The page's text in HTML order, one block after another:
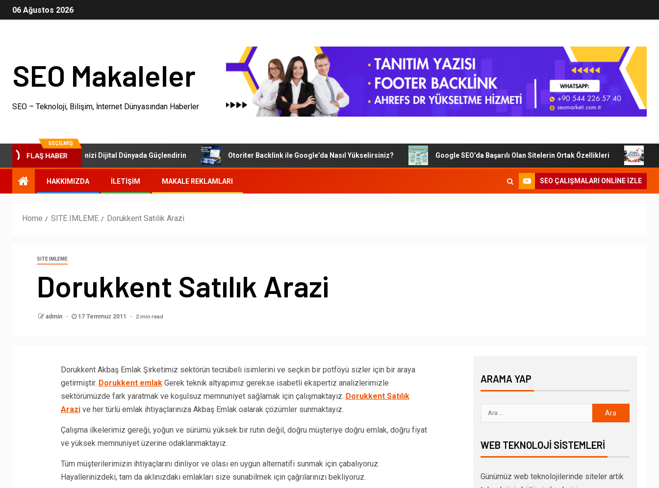
06 Ağustos 2026
SEO Makaleler
SEO – Teknoloji, Bilişim, İnternet Dünyasından Haberler
SEÇILMIŞ
FLAŞ HABER
Paketleri: İşletmenizi Dijital Dünyada Güçlendirin Otoriter Backlink ile Google’da Nasıl Yükselirsiniz? Google SEO’da Başarılı Olan Sitelerin Ortak Özellikleri Dijital
HAKKIMIZDA İLETIŞIM MAKALE REKLAMLARI SEO ÇALIŞMALARI ONLINE IZLE
Home SITE IMLEME Dorukkent Satılık Arazi
SITE IMLEME
Dorukkent Satılık Arazi
admin 17 Temmuz 2011 2 min read
Dorukkent Akbaş Emlak Şirketimiz sektörün tecrübeli isimlerini ve seçkin bir potföyü sizler için bir araya
getirmiştir. Dorukkent emlakGerek teknik altyapımız gerekse isabetli ekspertiz analizlerimizle
sektörümüzde fark yaratmak ve koşulsuz memnuniyet sağlamak için çalışmaktayız. Dorukkent Satılık
Arazive her türlü emlak ihtiyaçlarınıza Akbaş Emlak oalarak çözümler sunmaktayız.
Çalışma ilkelerimiz gereği, yoğun ve sürümü yüksek bir rutin değil, doğru müşteriye doğru emlak, doğru fiyat
ve yüksek memnuniyet üzerine odaklanmaktayız.
Tüm müşterilerimizin ihtiyaçlarını dinliyor ve olası en uygun alternatifi sunmak için çabalıyoruz.
Hayallerinizdeki, tam da aklınızdaki emlakları size sunabilmek için çağrılarınızı bekliyoruz.
ARAMA YAP
WEB TEKNOLOJI SISTEMLERI
Günümüz web teknolojilerinde siteler artik